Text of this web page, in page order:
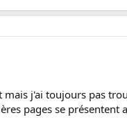
mais j'ai toujours pas
pages se présentent